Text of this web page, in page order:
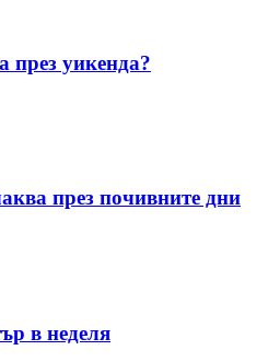
през уикенда?
през почивните дни
в неделя